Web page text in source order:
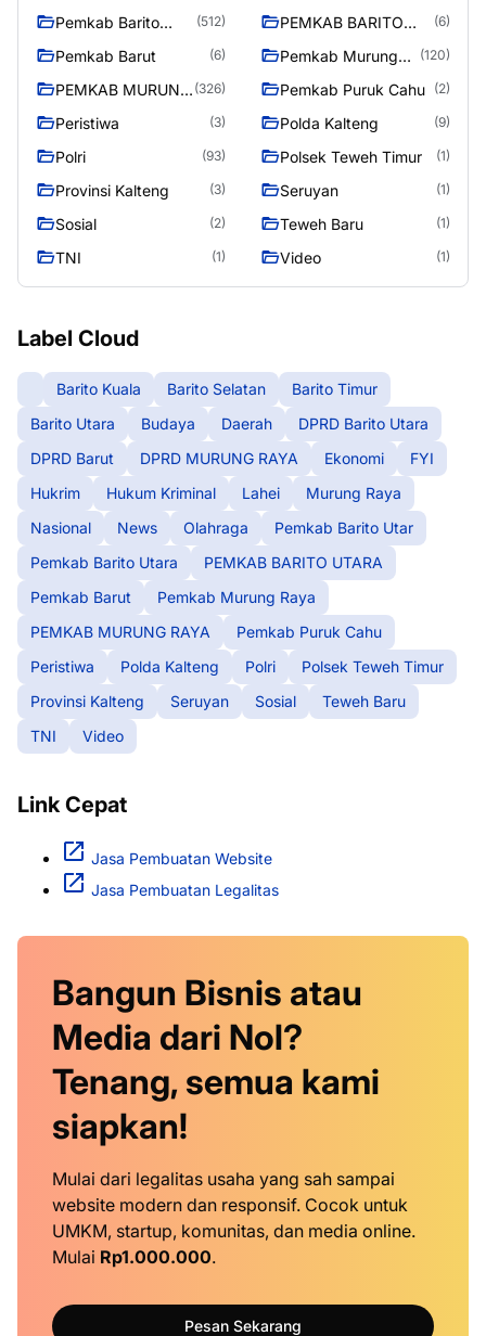
Pemkab Barito
(512)
PEMKAB BARITO
(6)
Pemkab Barut (6)
Pemkab Murung
(120)
PEMKAB MURUNG (326) Pemkab Puruk Cahu (2)
Peristiwa (3) Polda Kalteng (9)
Polri (93) Polsek Teweh Timur (1)
Provinsi Kalteng (3) Seruyan (1)
Sosial (2) Teweh Baru (1)
TNI (1) Video (1)
Label Cloud
Barito Kuala Barito Selatan
Barito Timur
Barito Utara
Budaya Daerah
DPRD Barito Utara
DPRD Barut
DPRD MURUNG RAYA Ekonomi
FYI
Hukrim
Hukum Kriminal Lahei
Murung Raya
Nasional
News Olahraga
Pemkab Barito Utar
Pemkab Barito Utara
PEMKAB BARITO UTARA
Pemkab Barut
Pemkab Murung Raya
PEMKAB MURUNG RAYA
Pemkab Puruk Cahu
Peristiwa
Polda Kalteng Polri
Polsek Teweh Timur
Provinsi Kalteng
Seruyan Sosial
Teweh Baru
TNI
Video
Link Cepat
Jasa Pembuatan Website
Jasa Pembuatan Legalitas
Bangun Bisnis atau
Media dari Nol?
Tenang, semua kami
siapkan!
Mulai dari legalitas usaha yang sah sampai
website modern dan responsif. Cocok untuk
UMKM, startup, komunitas, dan media online.
Mulai Rp1.000.000.
Pesan Sekarang